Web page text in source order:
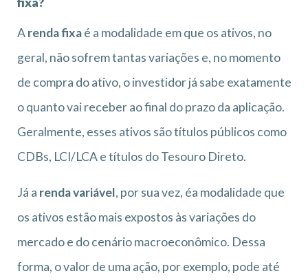
Arenda fixaé a modalidade em que os ativos, no
geral, não sofrem tantas variações e, no momento
de compra do ativo, o investidor já sabe exatamente
o quanto vai receber ao final do prazo da aplicação.
Geralmente, esses ativos são títulos públicos como
CDBs, LCI/LCA e títulos do Tesouro Direto.
Já a renda variável, por sua vez, éa modalidade que
os ativos estão mais expostos às variações do
mercado e do cenário macroeconômico. Dessa
forma, o valor de uma ação, por exemplo, pode até